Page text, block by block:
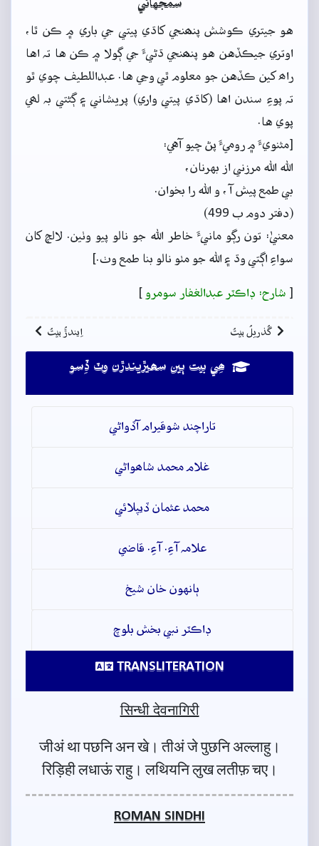
سمجهاڻي
هو جيتري ڪوشش پنھنجي کاڌي پيتي جي باري ۾ ڪن ٿا،
اوتري جيڪڏهن هو پنھنجي ڌڻيءَ جي ڳولا ۾ ڪن ها تہ اها
راھ کين ڪڏهن جو معلوم ٿي وڃي ها. عبداللطيف چوي ٿو
تہ پوءِ سندن اها (کاڌي پيتي واري) پريشاني ۽ ڳڻتي بہ لھي
پوي ها.
[مثنويءَ ۾ روميءَ پڻ چيو آهي:
الله الله مرزني از بهرنان،
بي طمع پيش آ، و الله را بخوان.
(دفتر دوم ب 499)
معنيٰ: تون رڳو مانيءَ خاطر الله جو نالو پيو وٺين. لالچ کان
سواءِ اڳتي وڌ ۽ الله جو مٺو نالو بنا طمع وٺ.]
[ شارح: ڊاڪٽر عبدالغفار سومرو ]
گُذريلُ بيتُ اِيندڙُ بيتُ
ھِي بيت ٻين سھيڙيندڙن وٽ ڏِسو
تاراچند شوقيرام آڏواڻي
غلام محمد شاھواڻي
محمد عثمان ڏيپلائي
علامہ آءِ. آءِ. قاضي
ٻانهون خان شيخ
ڊاڪٽر نبي بخش بلوچ
TRANSLITERATION
सिन्धी देवनागिरी
जीअं था पछनि अन खे। तीअं जे पुछनि अल्लाहु।
रिड़िही लधाऊं राहु। लथियनि लुख लतीफ़ चए।
ROMAN SINDHI